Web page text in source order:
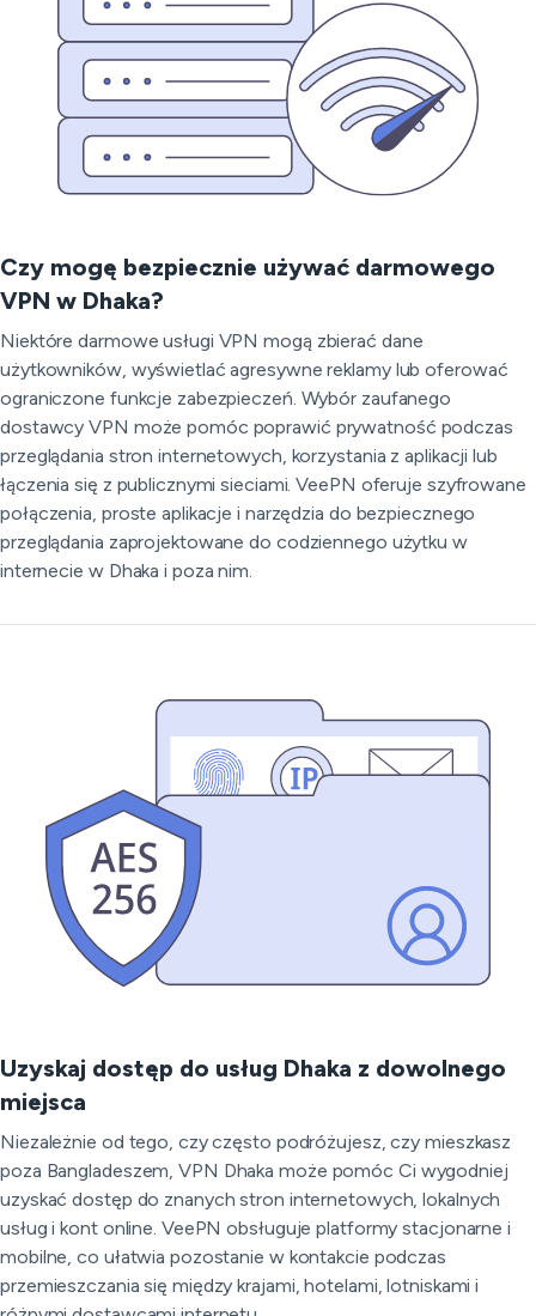
Czy mogę bezpiecznie używać darmowego
VPN w Dhaka?
Niektóre darmowe usługi VPN mogą zbierać dane
użytkowników, wyświetlać agresywne reklamy lub oferować
ograniczone funkcje zabezpieczeń. Wybór zaufanego
dostawcy VPN może pomóc poprawić prywatność podczas
przeglądania stron internetowych, korzystania z aplikacji lub
łączenia się z publicznymi sieciami. VeePN oferuje szyfrowane
połączenia, proste aplikacje i narzędzia do bezpiecznego
przeglądania zaprojektowane do codziennego użytku w
internecie w Dhaka i poza nim.
Uzyskaj dostęp do usług Dhaka z dowolnego
miejsca
Niezależnie od tego, czy często podróżujesz, czy mieszkasz
poza Bangladeszem, VPN Dhaka może pomóc Ci wygodniej
uzyskać dostęp do znanych stron internetowych, lokalnych
usług i kont online. VeePN obsługuje platformy stacjonarne i
mobilne, co ułatwia pozostanie w kontakcie podczas
przemieszczania się między krajami, hotelami, lotniskami i